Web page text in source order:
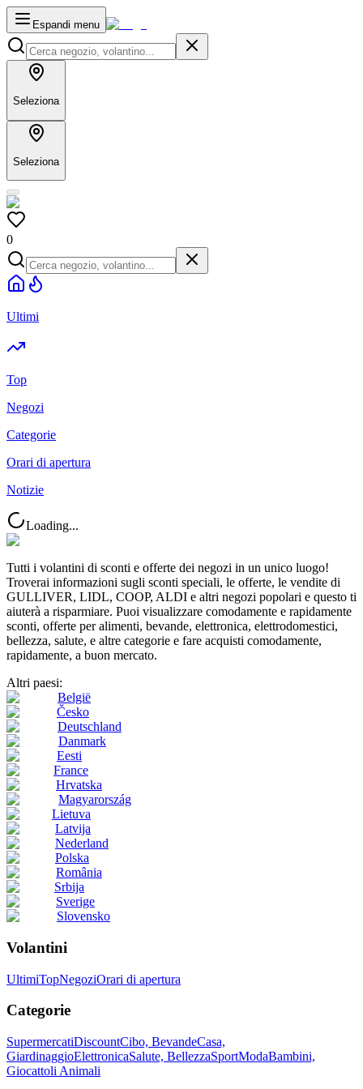
Espandi menu
Seleziona
Seleziona
0
Ultimi
Top
Negozi
Categorie
Orari di apertura
Notizie
Loading...
Tutti i volantini di sconti e offerte dei negozi in un unico luogo!
Troverai informazioni sugli sconti speciali, le offerte, le vendite di
GULLIVER, LIDL, COOP, ALDI e altri negozi popolari e questo ti
aiuterà a risparmiare. Puoi visualizzare comodamente e rapidamente
sconti, offerte per alimenti, bevande, elettronica, elettrodomestici,
bellezza, salute, e altre categorie e fare acquisti comodamente,
rapidamente, a buon mercato.
Altri paesi:
België
Česko
Deutschland
Danmark
Eesti
France
Hrvatska
Magyarország
Lietuva
Latvija
Nederland
Polska
România
Srbija
Sverige
Slovensko
Volantini
UltimiTopNegoziOrari di apertura
Categorie
SupermercatiDiscountCibo, BevandeCasa,
GiardinaggioElettronicaSalute, BellezzaSportModaBambini,
Giocattoli Animali